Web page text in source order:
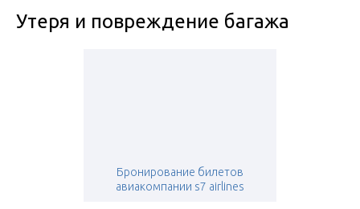
Утеря и повреждение багажа
Бронирование билетов
авиакомпании s7 airlines